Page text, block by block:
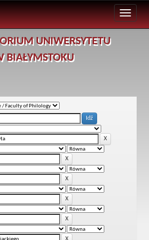
UNIWERSYTETU
BIAŁYMSTOKU